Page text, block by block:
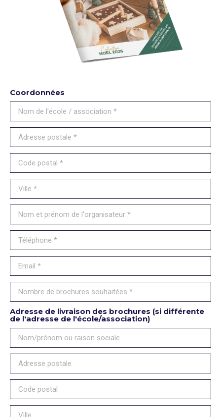
Coordonnées
Adresse de livraison des brochures (si différente
de l'adresse de l'école/association)